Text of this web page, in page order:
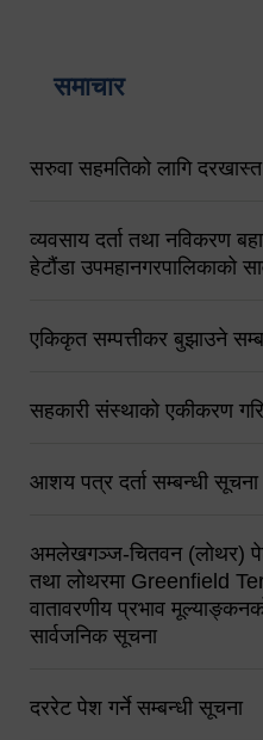
समाचार
सरुवा सहमतिको लागि
व्यवसाय दर्ता तथा नविकरण
हेटौंडा उपमहानगरपालिकाको
एकिकृत सम्पत्तीकर बुझाउने
सहकारी संस्थाको एकीकरण
आशय पत्र दर्ता सम्बन्धी सूचना
अमलेखगञ्ज-चितवन (लोथर)
तथा लोथरमा Greenfield
वातावरणीय प्रभाव
सार्वजनिक सूचना
दररेट पेश गर्ने सम्बन्धी सूचना